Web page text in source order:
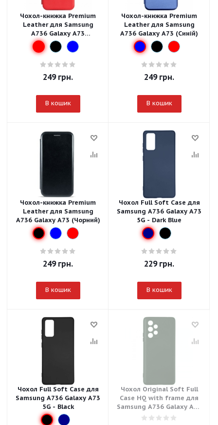
Чохол-книжка Premium
Leather для Samsung
A736 Galaxy A73
(Червоний)
249грн.
В кошик
Чохол-книжка Premium
Leather для Samsung
A736 Galaxy A73 (Синій)
249грн.
В кошик
Чохол-книжка Premium
Leather для Samsung
A736 Galaxy A73 (Чорний)
249грн.
В кошик
Чохол Full Soft Case для
Samsung A736 Galaxy A73
5G - Dark Blue
229грн.
В кошик
Чохол Full Soft Case для
Samsung A736 Galaxy A73
5G - Black
Чохол Original Soft Full
Case HQ with frame для
Samsung A736 Galaxy A73
5G - Green